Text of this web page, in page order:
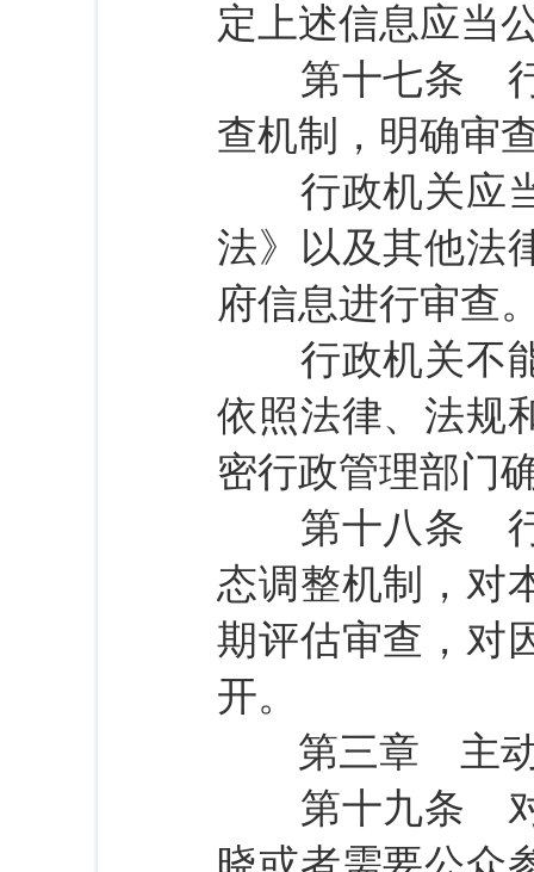
定上述信息应当
第十七条 行
查机制，明确审
行政机关应当
法》以及其他法
府信息进行审查
行政机关不能
依照法律、法规
密行政管理部门
第十八条 行
态调整机制，对
期评估审查，对
开。
第三章 主动
第十九条 对